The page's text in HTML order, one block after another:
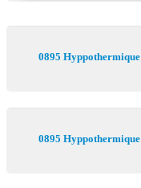
0895 Hyppothermique
0895 Hyppothermique